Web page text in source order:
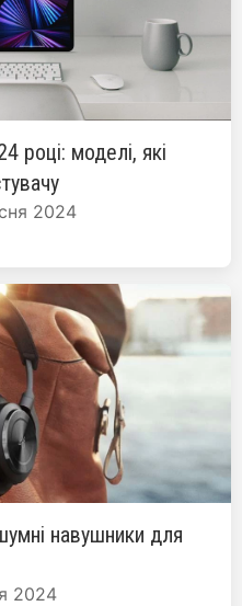
році: моделі, які
2024
навушники для
2024